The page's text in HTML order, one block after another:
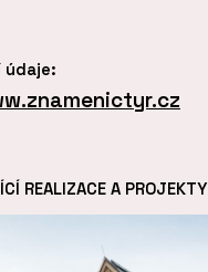
REALIZACE A PROJEKTY